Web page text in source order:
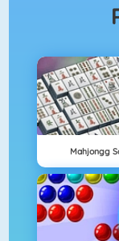
Mahjongg